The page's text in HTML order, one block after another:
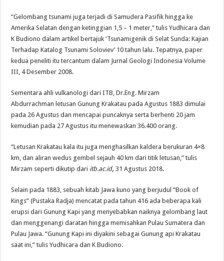
“Gelombang tsunami juga terjadi di Samudera Pasifik hingga ke
Amerika Selatan dengan ketinggian 1,5 – 1 meter,” tulis Yudhicara dan
K Budiono dalam artikel bertajuk ‘Tsunamigenik di Selat Sunda: Kajian
Terhadap Katalog Tsunami Soloviev’ 10 tahun lalu. Tepatnya, paper
kedua peneliti itu tercantum dalam Jurnal Geologi Indonesia Volume
III, 4 Desember 2008.
Sementara ahli vulkanologi dari ITB, Dr.Eng. Mirzam
Abdurrachman letusan Gunung Krakatau pada Agustus 1883 dimulai
pada 26 Agustus dan mencapai puncaknya serta berhenti 20 jam
kemudian pada 27 Agustus itu menewaskan 36.400 orang.
“Letusan Krakatau kala itu juga menghasilkan kaldera berukuran 4×8
km, dan aliran wedus gembel sejauh 40 km dari titik letusan,” tulis
Mirzam seperti dikutip dari itb.ac.id, 31 Agustus 2018.
Selain pada 1883, sebuah kitab Jawa kuno yang berjudul “Book of
Kings” (Pustaka Radja) mencatat pada tahun 416 ada beberapa kali
erupsi dari Gunung Kapi yang menyebabkan naiknya gelombang laut
dan menggenangi daratan hingga memisahkan Pulau Sumatera dan
Pulau Jawa. “Gunung Kapi ini diyakini sebagai Gunung api Krakatau
saat ini,” tulis Yudhicara dan K Budiono.